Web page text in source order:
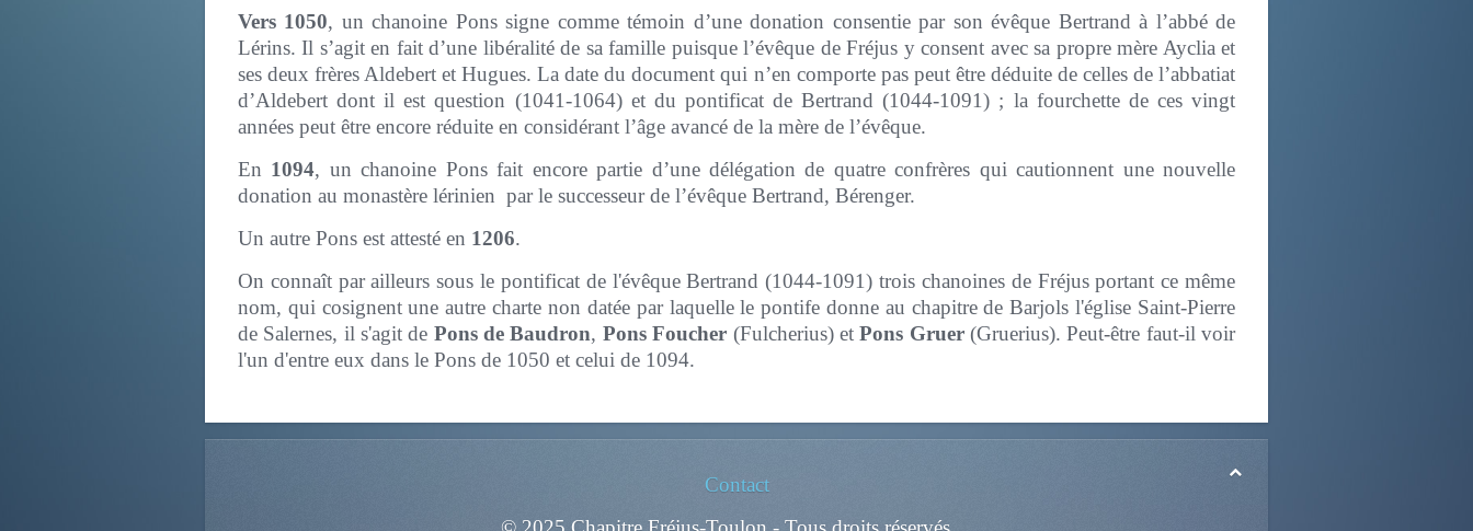
Vers 1050, un chanoine Pons signe comme témoin d’une donation consentie par son évêque Bertrand à l’abbé de
Lérins. Il s’agit en fait d’une libéralité de sa famille puisque l’évêque de Fréjus y consent avec sa propre mère Ayclia et
ses deux frères Aldebert et Hugues. La date du document qui n’en comporte pas peut être déduite de celles de l’abbatiat
d’Aldebert dont il est question (1041-1064) et du pontificat de Bertrand (1044-1091) ; la fourchette de ces vingt
années peut être encore réduite en considérant l’âge avancé de la mère de l’évêque.
En 1094, un chanoine Pons fait encore partie d’une délégation de quatre confrères qui cautionnent une nouvelle
donation au monastère lérinien par le successeur de l’évêque Bertrand, Bérenger.
Un autre Pons est attesté en 1206.
On connaît par ailleurs sous le pontificat de l'évêque Bertrand (1044-1091) trois chanoines de Fréjus portant ce même
nom, qui cosignent une autre charte non datée par laquelle le pontife donne au chapitre de Barjols l'église Saint-Pierre
de Salernes, il s'agit de Pons de Baudron, Pons Foucher (Fulcherius) etPons Gruer(Gruerius). Peut-être faut-il voir
l'un d'entre eux dans le Pons de 1050 et celui de 1094.
Contact